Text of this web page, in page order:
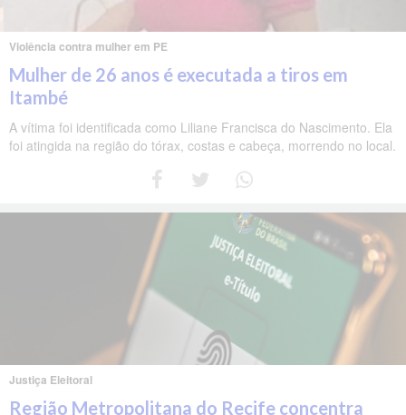
Violência contra mulher em PE
Mulher de 26 anos é executada a tiros em
Itambé
A vítima foi identificada como Liliane Francisca do Nascimento. Ela
foi atingida na região do tórax, costas e cabeça, morrendo no local.
Justiça Eleitoral
Região Metropolitana do Recife concentra